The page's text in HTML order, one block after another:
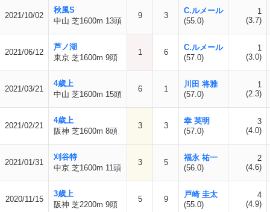
2021/10/02
秋風S
中山 芝1600m 13頭
9 3
C.ルメール
(55.0)
1
(3.7)
2021/06/12
芦ノ湖
東京 芝1600m 9頭
1 6
C.ルメール
(57.0)
1
(3.0)
2021/03/21
4歳上
中山 芝1600m 15頭
6 1
川田 将雅
(57.0)
1
(2.3)
2021/02/21
4歳上
阪神 芝1600m 8頭
3 3
幸 英明
(57.0)
3
(4.0)
2021/01/31
刈谷特
中京 芝1600m 11頭
3 5
福永 祐一
(56.0)
2
(4.6)
2020/11/15
3歳上
阪神 芝2200m 9頭
5 9
戸崎 圭太
(55.0)
4
(4.9)